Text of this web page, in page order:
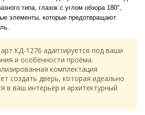
типа, глазок с углом обзора 180°,
элементы, которые предотвращают
1276 адаптируется под ваши
и особенности проёма.
комплектация
создать дверь, которая идеально
в ваш интерьер и архитектурный